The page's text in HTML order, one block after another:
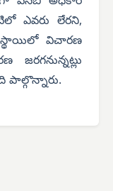
ఎవరు లేరని,
విచారణ
పాల్గొన్నారు.